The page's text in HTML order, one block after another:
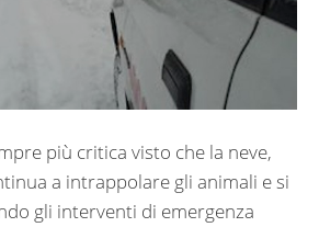
più critica visto che la neve,
a intrappolare gli animali e si
gli interventi di emergenza